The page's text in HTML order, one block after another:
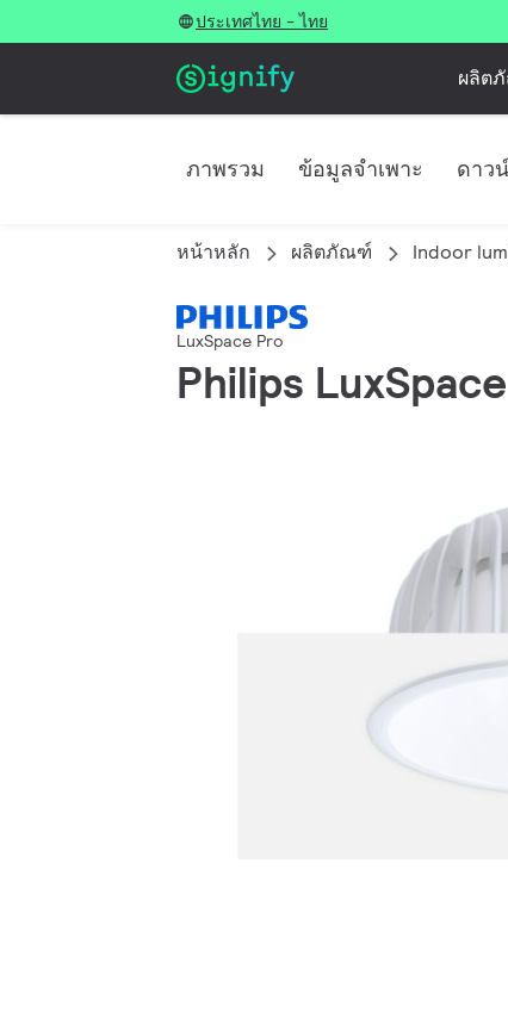
ประเทศไทย - ไทย
ผลิต
ภาพรวม ข้อมูลจำเพาะ ดาว
หน้าหลัก ผลิตภัณฑ์ Indoor
LuxSpace Pro
Philips